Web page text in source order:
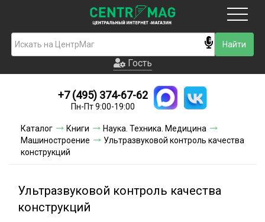
Гость
Новинки
Условия доставки
Гость
+7 (495) 374-67-62
Пн-Пт 9:00-19:00
Каталог Книги
Наука. Техника. Медицина
Машиностроение
Ультразвуковой контроль качества
конструкций
Ультразвуковой контроль качества
конструкций